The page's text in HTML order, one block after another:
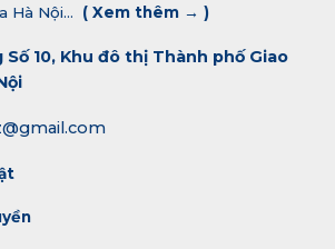
Hà Nội... ( Xem thêm → )
10, Khu đô thị Thành phố Giao